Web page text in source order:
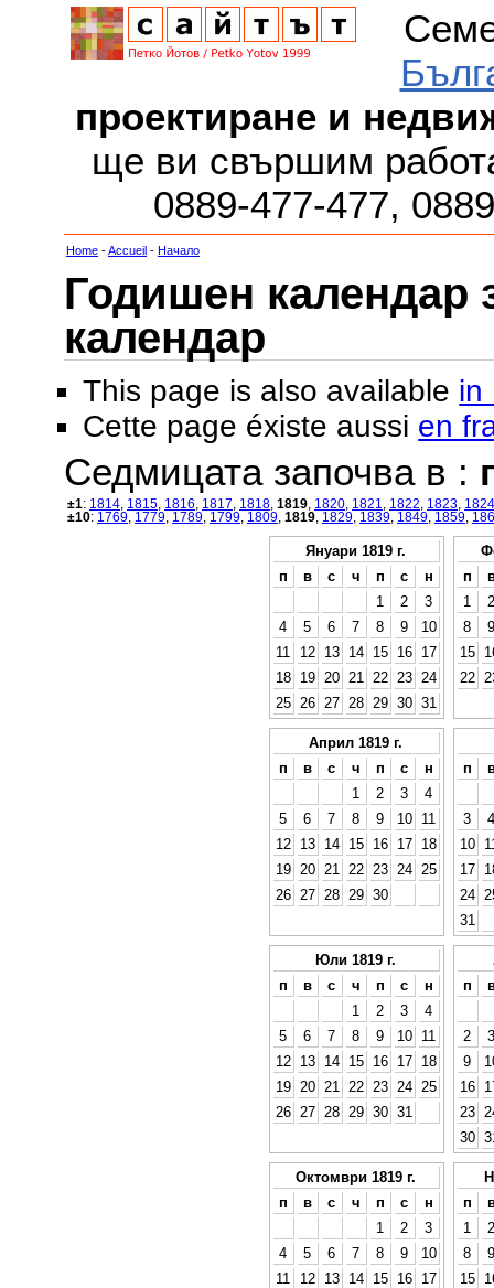
проектиране и
ще ви свършим
0889-477-477,
Home -Accueil - Начало
Годишен календар
календар
This page is also available in
Cette page éxiste aussi en
Седмицата започва в :
±1: 1814 1815 1816 1817 1818 1819 1820 1821 1822 1823 1824
±10: 1769 1779 1789 1799 1809 1819 1829 1839 1849 1859
Януари 1819 г.
п
в с ч п с
н
1
2
3
4
5 6 7 8 9
10
11
12 13 14 15 16
17
18
19 20 21 22 23
24
25
26 27 28 29 30 31
п
1
2
8
9
15
22
Април 1819 г.
п
в с ч п с
н
1
2 3
4
5
6 7 8 9 10
11
12
13 14 15 16 17
18
19
20 21 22 23 24
25
26
27 28 29 30
п
3
4
10
17
24
31
Юли 1819 г.
п
в с ч п с
н
1
2 3
4
5
6 7 8 9 10
11
12
13 14 15 16 17
18
19
20 21 22 23 24
25
26
27 28 29 30 31
п
2
3
9
16
23
30
Октомври 1819 г.
п
в с ч п с
н
1
2
3
4
5 6 7 8 9
10
11
12 13 14 15 16
17
п
1
2
8
9
15